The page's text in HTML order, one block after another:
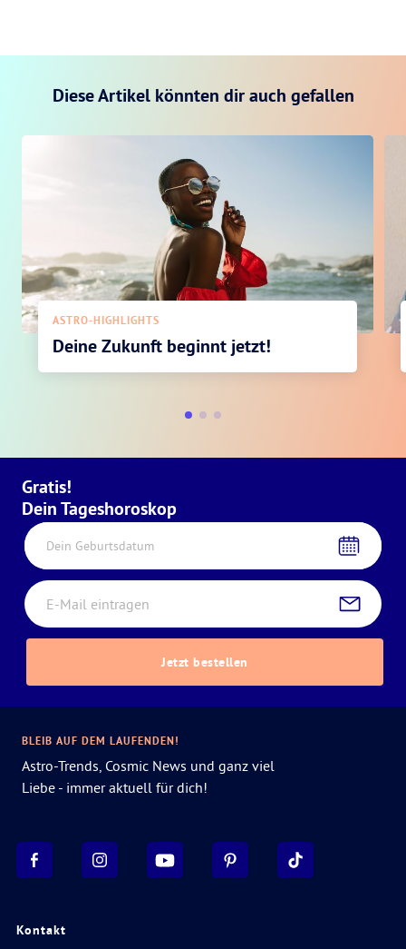
Diese Artikel könnten dir auch gefallen
ASTRO-HIGHLIGHTS
Deine Zukunft beginnt jetzt!
Gratis!
Dein Tageshoroskop
Dein Geburtsdatum
Jetzt bestellen
Kontakt
BLEIB AUF DEM LAUFENDEN!
Astro-Trends, Cosmic News und ganz viel
Liebe - immer aktuell für dich!